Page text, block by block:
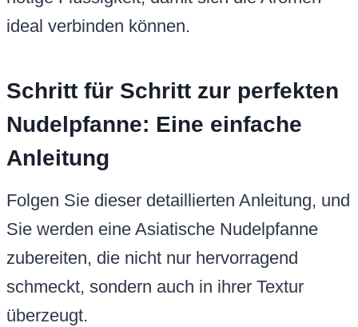
ideal verbinden können.
Schritt für Schritt zur perfekten
Nudelpfanne: Eine einfache
Anleitung
Folgen Sie dieser detaillierten Anleitung, und
Sie werden eine Asiatische Nudelpfanne
zubereiten, die nicht nur hervorragend
schmeckt, sondern auch in ihrer Textur
überzeugt.